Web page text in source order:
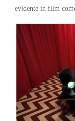
evidente in film